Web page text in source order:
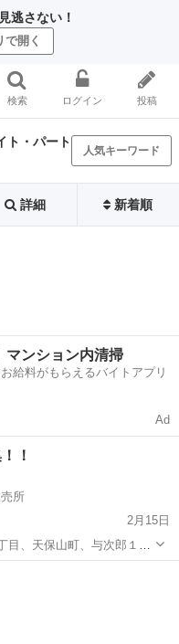
逃さない！
で開く
検索 ログイン 投稿
ト・パート
人気キーワード
詳細 新着順
マンション内清掃
給料がもらえるバイトアプリ
Ad
！
所
2月15日
目、天保山町、与次郎１丁